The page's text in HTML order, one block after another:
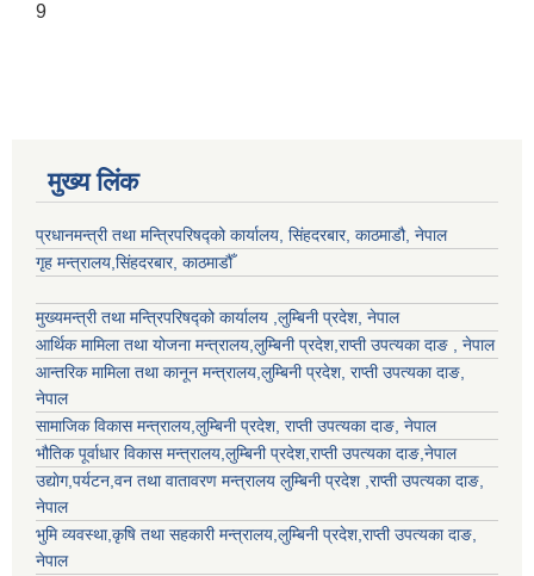
9
मुख्य लिंक
प्रधानमन्त्री तथा मन्त्रिपरिषद्को कार्यालय, सिंहदरबार, काठमाडौ, नेपाल
गृह मन्त्रालय,सिंहदरबार, काठमाडौँ
मुख्यमन्त्री तथा मन्त्रिपरिषद्को कार्यालय ,लुम्बिनी प्रदेश, नेपाल
आर्थिक मामिला तथा योजना मन्त्रालय,लुम्बिनी प्रदेश,राप्ती उपत्यका दाङ , नेपाल
आन्तरिक मामिला तथा कानून मन्त्रालय,लुम्बिनी प्रदेश, राप्ती उपत्यका दाङ,
नेपाल
सामाजिक विकास मन्त्रालय,लुम्बिनी प्रदेश, राप्ती उपत्यका दाङ, नेपाल
भौतिक पूर्वाधार विकास मन्त्रालय,लुम्बिनी प्रदेश,राप्ती उपत्यका दाङ,नेपाल
उद्याेग,पर्यटन,वन तथा वातावरण मन्त्रालय लुम्बिनी प्रदेश ,राप्ती उपत्यका दाङ,
नेपाल
भुमि व्यवस्था,कृषि तथा सहकारी मन्त्रालय,लुम्बिनी प्रदेश,राप्ती उपत्यका दाङ,
नेपाल